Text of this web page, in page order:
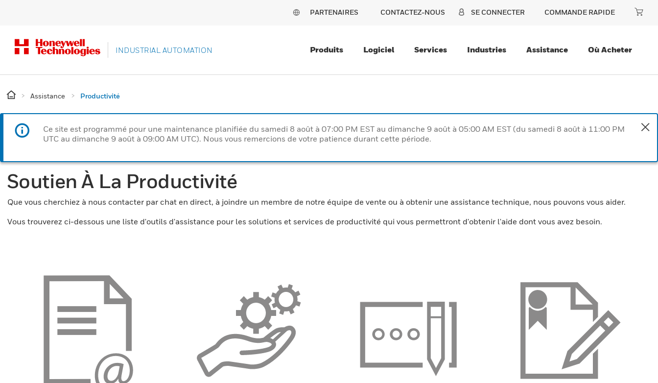
PARTENAIRES CONTACTEZ-NOUS SE CONNECTER COMMANDE RAPIDE
INDUSTRIAL AUTOMATION Produits Logiciel Services Industries Assistance Où Acheter
Assistance Productivité
Ce site est programmé pour une maintenance planifiée du samedi 8 août à 07:00 PM EST au dimanche 9 août à 05:00 AM EST (du samedi 8 août à 11:00 PM
UTC au dimanche 9 août à 09:00 AM UTC). Nous vous remercions de votre patience durant cette période.
Soutien À La Productivité
Que vous cherchiez à nous contacter par chat en direct, à joindre un membre de notre équipe de vente ou à obtenir une assistance technique, nous pouvons vous aider.
Vous trouverez ci-dessous une liste d'outils d'assistance pour les solutions et services de productivité qui vous permettront d'obtenir l'aide dont vous avez besoin.